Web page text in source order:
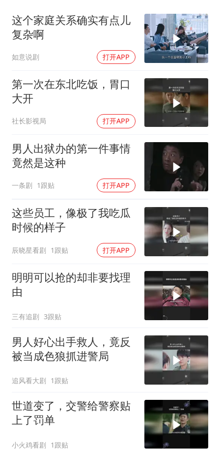
以军士兵把枪口对准中国记者
总书记点赞的非遗苗绣焕发新生机
这个家庭关系确实有点儿
复杂啊
如意说剧 打开APP
第一次在东北吃饭，胃口
大开
社长影视局 打开APP
男人出狱办的第一件事情
竟然是这种
一条剧 1跟贴 打开APP
这些员工，像极了我吃瓜
时候的样子
辰晓星看剧 1跟贴 打开APP
明明可以抢的却非要找理
由
三有追剧 3跟贴
男人好心出手救人，竟反
被当成色狼抓进警局
追风看大剧 1跟贴
世道变了，交警给警察贴
上了罚单
小火鸡看剧 1跟贴